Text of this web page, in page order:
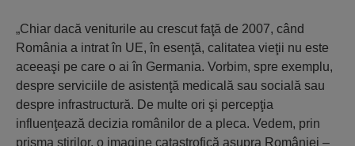
„Chiar dacă veniturile au crescut faţă de 2007, când
România a intrat în UE, în esenţă, calitatea vieţii nu este
aceeaşi pe care o ai în Germania. Vorbim, spre exemplu,
despre serviciile de asistenţă medicală sau socială sau
despre infrastructură. De multe ori şi percepţia
influenţează decizia românilor de a pleca. Vedem, prin
prisma ştirilor, o imagine catastrofică asupra României –